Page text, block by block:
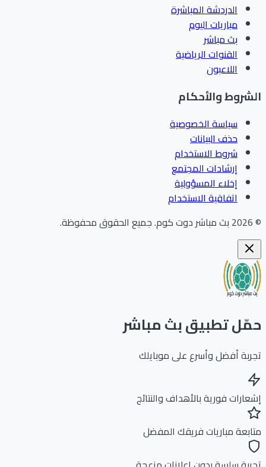
الدردشة المباشرة
مباريات اليوم
بث مباشر
القنوات الرياضية
اللاعبون
والأحكام
سياسة الخصوصية
حذف البيانات
شروط الاستخدام
إرشادات المجتمع
إخلاء المسؤولية
اتفاقية الاستخدام
بث مباشر دوت كوم.جميع الحقوق محفوظة.
تطبيق بث مباشر
أفضل وأسرع على موبايلك
فورية بالأهداف والنتائج
مباريات فريقك المفضل